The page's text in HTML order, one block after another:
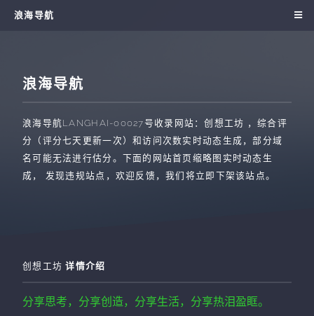
浪海导航
浪海导航
浪海导航LANGHAI-00027号收录网站：创想工坊 ，综合评
分（评分七天更新一次）和访问次数实时动态生成，部分域
名可能无法进行估分。下面的网站首页缩略图实时动态生
成， 发现违规站点，欢迎反馈，我们将立即下架该站点。
创想工坊 详情介绍
分享思考，分享创造，分享生活，分享热泪盈眶。